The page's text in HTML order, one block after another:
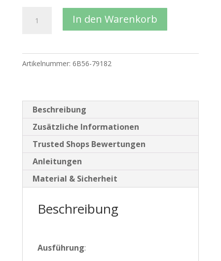
Bodenbett
Hausbett
200
cm
natur
Menge
In den Warenkorb
Artikelnummer: 6B56-79182
Beschreibung
Zusätzliche Informationen
Trusted Shops Bewertungen
Anleitungen
Material & Sicherheit
Beschreibung
Ausführung: